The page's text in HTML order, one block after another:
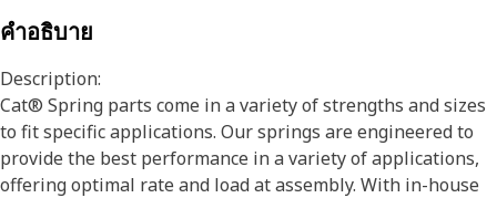
คำอธิบาย
Description:
Cat® Spring parts come in a variety of strengths and sizes
to fit specific applications. Our springs are engineered to
provide the best performance in a variety of applications,
offering optimal rate and load at assembly. With in-house